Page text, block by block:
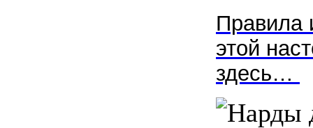
Правила
этой
здесь…